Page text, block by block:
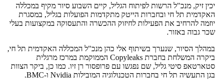
יכין זיק, מנכ"ל הרשות לפיתוח הגליל, קיים השבוע סיור מקיף במכללה
האקדמית תל חי ובחברות הייטק מתקדמות הפועלות בגליל, במסגרת
יוזמה להרחיב את הפעילות לחיזוק ההכשרה והתעסוקה במקצועות בעלי
שכר גבוה באזור.
במהלך הסיור, שנערך בשיתוף אלי כהן מנכ"ל המכללה האקדמית תל חי,
ביקרה המשלחת בחברת Copyleaks הממוקמת במרכז מרגלית
סטארטאפ סיטי גליל, שם נפגשו עם פרופסור רן זיו. כמו כן, ביקר הצוות
בגן התעשיה תל חי בחברות הטכנולוגיה המובילות Nvidia ו-BMC.